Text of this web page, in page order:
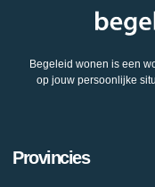
Begeleid wonen is een
op jouw persoonlijke
Provincies